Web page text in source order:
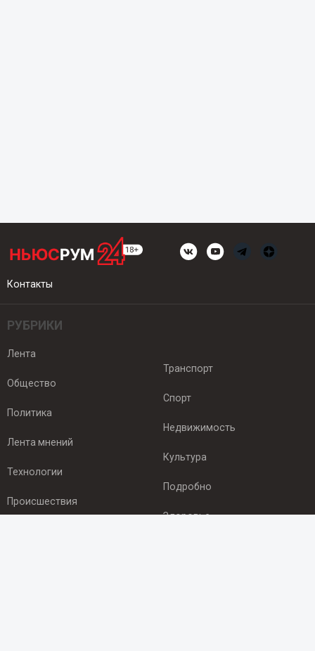
Контакты
РУБРИКИ
Лента
Общество
Политика
Лента мнений
Технологии
Происшествия
Транспорт
Спорт
Недвижимость
Культура
Подробно
Здоровье